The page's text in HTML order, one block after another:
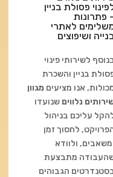
פסולת בניין
פתרונות
לאתרי
ושיפוצים
לשירותי פינוי
בניין והשכרת
אנו מציעים מגוון
נלווים שנועדו
עליכם בניהול
לחסוך זמן
ולוודא
מתבצעת
הגבוהים